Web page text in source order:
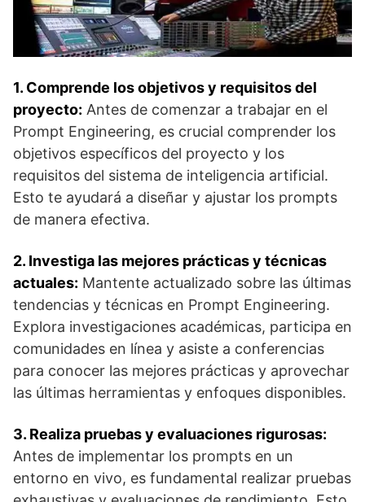
1. Comprende los objetivos y requisitos del
proyecto: Antes de comenzar a trabajar en el
Prompt Engineering, es crucial comprender los
objetivos específicos del proyecto y los
requisitos del sistema de inteligencia artificial.
Esto te ayudará a diseñar y ajustar los prompts
de manera efectiva.
2. Investiga las mejores prácticas y técnicas
actuales: Mantente actualizado sobre las últimas
tendencias y técnicas en Prompt Engineering.
Explora investigaciones académicas, participa en
comunidades en línea y asiste a conferencias
para conocer las mejores prácticas y aprovechar
las últimas herramientas y enfoques disponibles.
3. Realiza pruebas y evaluaciones rigurosas:
Antes de implementar los prompts en un
entorno en vivo, es fundamental realizar pruebas